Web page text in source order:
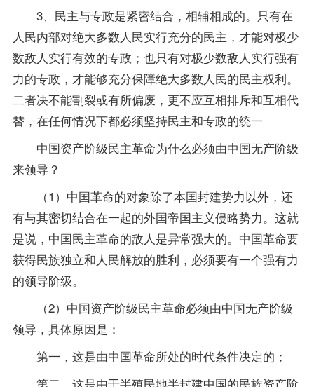
3、民主与专政是紧密结合，相辅相成的。只有在
人民内部对绝大多数人民实行充分的民主，才能对极少
数敌人实行有效的专政；也只有对极少数敌人实行强有
力的专政，才能够充分保障绝大多数人民的民主权利。
二者决不能割裂或有所偏废，更不应互相排斥和互相代
替，在任何情况下都必须坚持民主和专政的统一
中国资产阶级民主革命为什么必须由中国无产阶级
来领导？
（1）中国革命的对象除了本国封建势力以外，还
有与其密切结合在一起的外国帝国主义侵略势力。这就
是说，中国民主革命的敌人是异常强大的。中国革命要
获得民族独立和人民解放的胜利，必须要有一个强有力
的领导阶级。
（2）中国资产阶级民主革命必须由中国无产阶级
领导，具体原因是：
第一，这是由中国革命所处的时代条件决定的；
第二，这是由于半殖民地半封建中国的民族资产阶